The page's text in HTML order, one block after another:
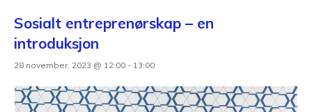
Sosialt entreprenørskap – en
introduksjon
28 november, 2023 @ 12:00 - 13:00